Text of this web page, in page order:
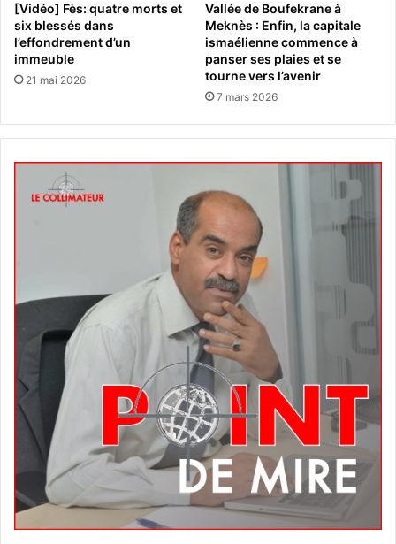
[Vidéo] Fès: quatre morts et
six blessés dans
l’effondrement d’un
immeuble
21 mai 2026
Vallée de Boufekrane à
Meknès : Enfin, la capitale
ismaélienne commence à
panser ses plaies et se
tourne vers l’avenir
7 mars 2026